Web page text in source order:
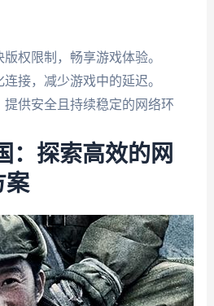
权限制，畅享游戏体验。
接，减少游戏中的延迟。
供安全且持续稳定的网络环
：探索高效的网
案